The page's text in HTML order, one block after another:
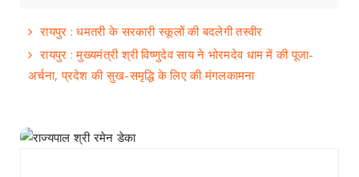
रायपुर : धमतरी के सरकारी स्कूलों की बदलेगी तस्वीर
रायपुर : मुख्यमंत्री श्री विष्णुदेव साय ने भोरमदेव धाम में की पूजा-
अर्चना, प्रदेश की सुख-समृद्धि के लिए की मंगलकामना